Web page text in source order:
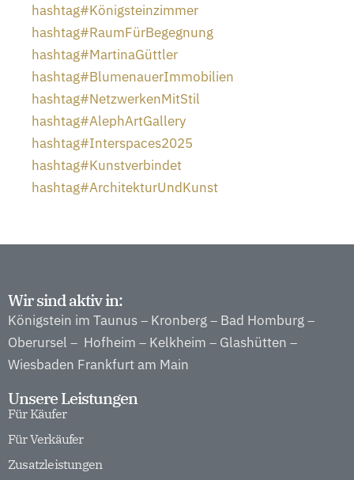
hashtag#Königsteinzimmer
hashtag#RaumFürBegegnung
hashtag#MartinaGüttler
hashtag#BlumenauerImmobilien
hashtag#NetzwerkenMitStil
hashtag#AlephArtGallery
hashtag#Interspaces2025
hashtag#Kunstverbindet
hashtag#ArchitekturUndKunst
Wir sind aktiv in:
Königstein im Taunus – Kronberg – Bad Homburg –
Oberursel – Hofheim – Kelkheim – Glashütten –
Wiesbaden Frankfurt am Main
Unsere Leistungen
Für Käufer
Für Verkäufer
Zusatzleistungen